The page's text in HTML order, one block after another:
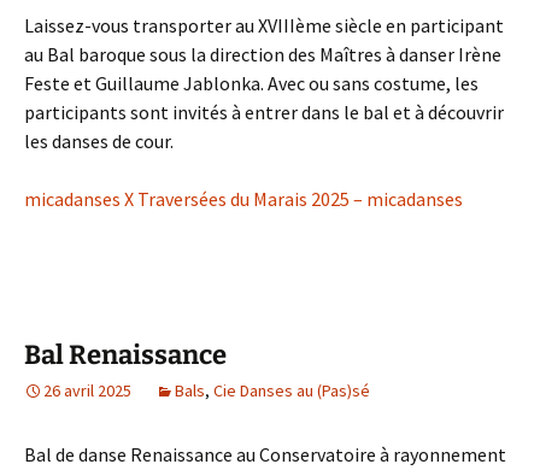
Laissez-vous transporter au XVIIIème siècle en participant
au Bal baroque sous la direction des Maîtres à danser Irène
Feste et Guillaume Jablonka. Avec ou sans costume, les
participants sont invités à entrer dans le bal et à découvrir
les danses de cour.
micadanses X Traversées du Marais 2025 – micadanses
Bal Renaissance
26 avril 2025 Bals, Cie Danses au (Pas)sé
Bal de danse Renaissance au Conservatoire à rayonnement